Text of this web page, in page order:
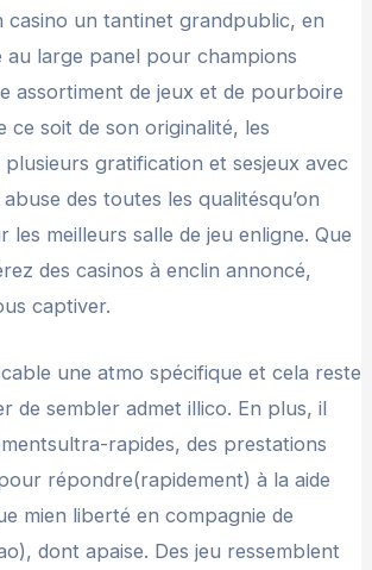
casino un tantinet grandpublic, en
au large panel pour champions
assortiment de jeux et de pourboire
ce soit de son originalité, les
gratification et sesjeux avec
des toutes les qualitésqu’on
les meilleurs salle de jeu enligne. Que
des casinos à enclin annoncé,
captiver.
une atmo spécifique et cela reste
de sembler admet illico. En plus, il
rapides, des prestations
répondre(rapidement) à la aide
mien liberté en compagnie de
dont apaise. Des jeu ressemblent